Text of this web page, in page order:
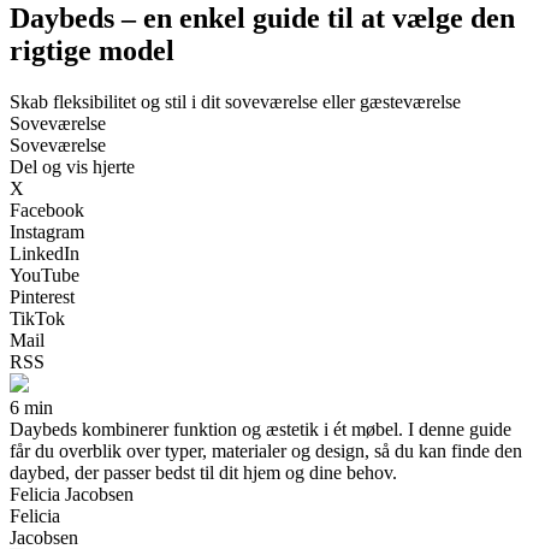
Daybeds – en enkel guide til at vælge den
rigtige model
Skab fleksibilitet og stil i dit soveværelse eller gæsteværelse
Soveværelse
Soveværelse
Del og vis hjerte
X
Facebook
Instagram
LinkedIn
YouTube
Pinterest
TikTok
Mail
RSS
6 min
Daybeds kombinerer funktion og æstetik i ét møbel. I denne guide
får du overblik over typer, materialer og design, så du kan finde den
daybed, der passer bedst til dit hjem og dine behov.
Felicia Jacobsen
Felicia
Jacobsen